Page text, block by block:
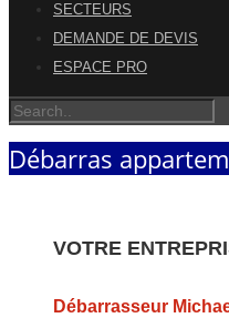
SECTEURS
DEMANDE DE DEVIS
ESPACE PRO
Débarras
VOTRE
Débarrasseur